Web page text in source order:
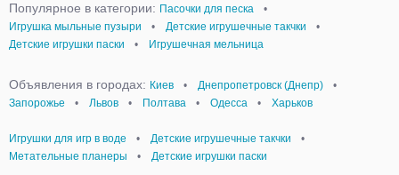
Популярное в категории: Пасочки для песка
•
Игрушка мыльные пузыри
• Детские игрушечные такчки
•
Детские игрушки паски
• Игрушечная мельница
Объявления в городах: Киев • Днепропетровск (Днепр)
•
Запорожье
• Львов • Полтава • Одесса • Харьков
Игрушки для игр в воде • Детские игрушечные такчки
•
Метательные планеры
• Детские игрушки паски